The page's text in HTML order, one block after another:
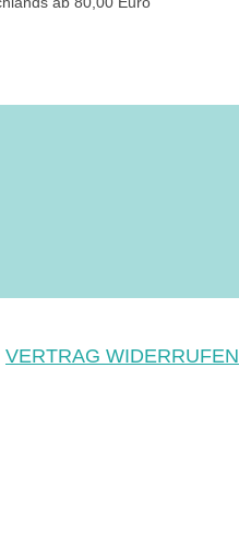
VERTRAG WIDERRUFEN